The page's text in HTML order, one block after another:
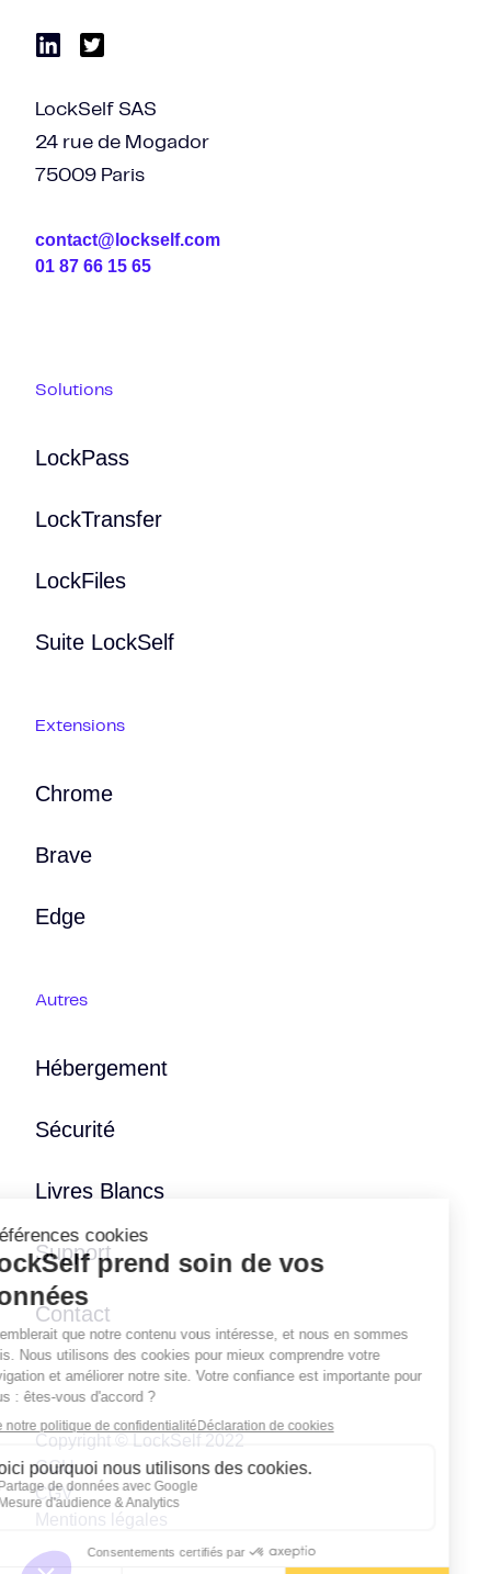
LockSelf SAS
24 rue de Mogador
75009 Paris
contact@lockself.com
01 87 66 15 65
Solutions
LockPass
LockTransfer
LockFiles
Suite LockSelf
Extensions
Chrome
Brave
Edge
Autres
Hébergement
Sécurité
Livres Blancs
Support
Contact
Copyright © LockSelf 2022
CGU
CGV
Mentions légales